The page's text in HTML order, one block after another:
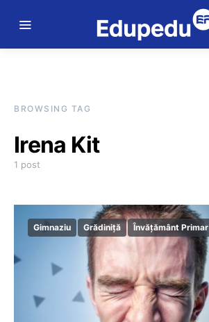
BROWSING TAG
Irena Kit
1 post
Gimnaziu Grădiniță Învățământ Primar